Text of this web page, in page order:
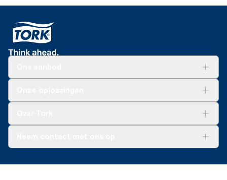
Dispenserklacht
02 766 05 30